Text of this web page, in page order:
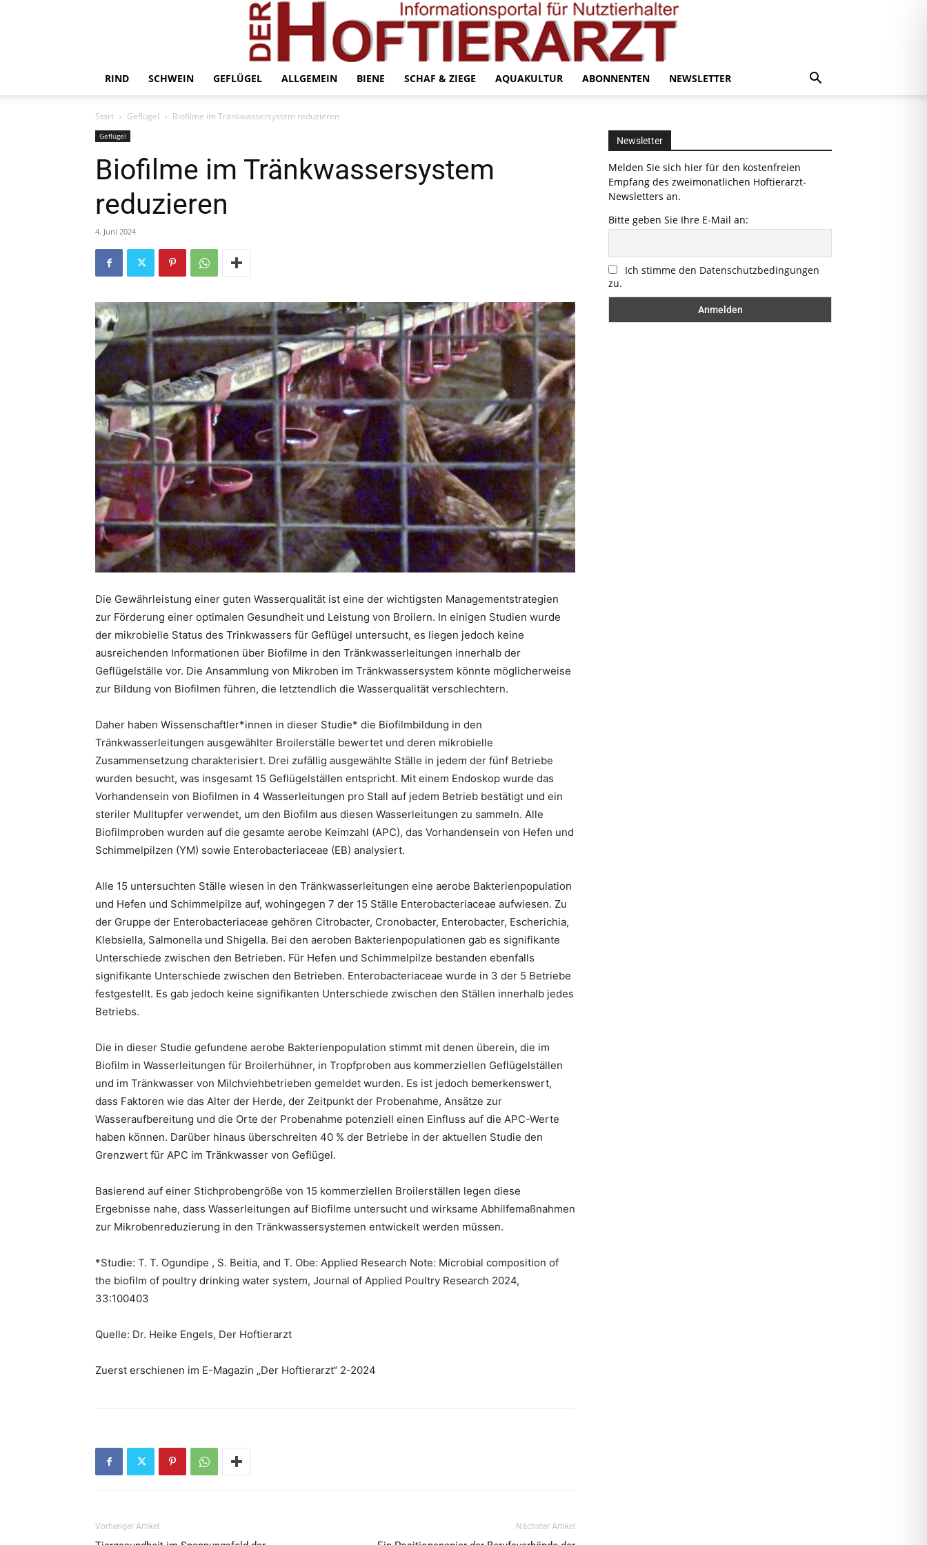
RIND SCHWEIN GEFLÜGEL ALLGEMEIN BIENE SCHAF & ZIEGE AQUAKULTUR ABONNENTEN NEWSLETTER
Start Geflügel Biofilme im Tränkwassersystem reduzieren
Geflügel
Biofilme im Tränkwassersystem
reduzieren
4. Juni 2024
Die Gewährleistung einer guten Wasserqualität ist eine der wichtigsten Managementstrategien
zur Förderung einer optimalen Gesundheit und Leistung von Broilern. In einigen Studien wurde
der mikrobielle Status des Trinkwassers für Geflügel untersucht, es liegen jedoch keine
ausreichenden Informationen über Biofilme in den Tränkwasserleitungen innerhalb der
Geflügelställe vor. Die Ansammlung von Mikroben im Tränkwassersystem könnte möglicherweise
zur Bildung von Biofilmen führen, die letztendlich die Wasserqualität verschlechtern.
Daher haben Wissenschaftler*innen in dieser Studie* die Biofilmbildung in den
Tränkwasserleitungen ausgewählter Broilerställe bewertet und deren mikrobielle
Zusammensetzung charakterisiert. Drei zufällig ausgewählte Ställe in jedem der fünf Betriebe
wurden besucht, was insgesamt 15 Geflügelställen entspricht. Mit einem Endoskop wurde das
Vorhandensein von Biofilmen in 4 Wasserleitungen pro Stall auf jedem Betrieb bestätigt und ein
steriler Mulltupfer verwendet, um den Biofilm aus diesen Wasserleitungen zu sammeln. Alle
Biofilmproben wurden auf die gesamte aerobe Keimzahl (APC), das Vorhandensein von Hefen und
Schimmelpilzen (YM) sowie Enterobacteriaceae (EB) analysiert.
Alle 15 untersuchten Ställe wiesen in den Tränkwasserleitungen eine aerobe Bakterienpopulation
und Hefen und Schimmelpilze auf, wohingegen 7 der 15 Ställe Enterobacteriaceae aufwiesen. Zu
der Gruppe der Enterobacteriaceae gehören Citrobacter, Cronobacter, Enterobacter, Escherichia,
Klebsiella, Salmonella und Shigella. Bei den aeroben Bakterienpopulationen gab es signifikante
Unterschiede zwischen den Betrieben. Für Hefen und Schimmelpilze bestanden ebenfalls
signifikante Unterschiede zwischen den Betrieben. Enterobacteriaceae wurde in 3 der 5 Betriebe
festgestellt. Es gab jedoch keine signifikanten Unterschiede zwischen den Ställen innerhalb jedes
Betriebs.
Die in dieser Studie gefundene aerobe Bakterienpopulation stimmt mit denen überein, die im
Biofilm in Wasserleitungen für Broilerhühner, in Tropfproben aus kommerziellen Geflügelställen
und im Tränkwasser von Milchviehbetrieben gemeldet wurden. Es ist jedoch bemerkenswert,
dass Faktoren wie das Alter der Herde, der Zeitpunkt der Probenahme, Ansätze zur
Wasseraufbereitung und die Orte der Probenahme potenziell einen Einfluss auf die APC-Werte
haben können. Darüber hinaus überschreiten 40 % der Betriebe in der aktuellen Studie den
Grenzwert für APC im Tränkwasser von Geflügel.
Basierend auf einer Stichprobengröße von 15 kommerziellen Broilerställen legen diese
Ergebnisse nahe, dass Wasserleitungen auf Biofilme untersucht und wirksame Abhilfemaßnahmen
zur Mikrobenreduzierung in den Tränkwassersystemen entwickelt werden müssen.
*Studie: T. T. Ogundipe , S. Beitia, and T. Obe: Applied Research Note: Microbial composition of
the biofilm of poultry drinking water system, Journal of Applied Poultry Research 2024,
33:100403
Quelle: Dr. Heike Engels, Der Hoftierarzt
Zuerst erschienen im E-Magazin „Der Hoftierarzt“ 2-2024
Vorheriger Artikel Nächster Artikel
Newsletter
Melden Sie sich hier für den kostenfreien
Empfang des zweimonatlichen Hoftierarzt-
Newsletters an.
Bitte geben Sie Ihre E-Mail an:
Ich stimme den Datenschutzbedingungen
zu.